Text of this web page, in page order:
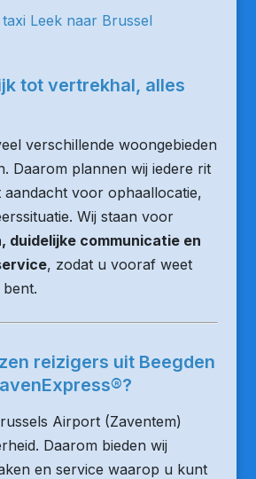
taxi Leek naar Brussel
tot vertrekhal, alles
verschillende woongebieden
Daarom plannen wij iedere rit
aandacht voor ophaallocatie,
Wij staan voor
duidelijke communicatie en
, zodat u vooraf weet
reizigers uit Beegden
Airport (Zaventem)
Daarom bieden wij
en service waarop u kunt